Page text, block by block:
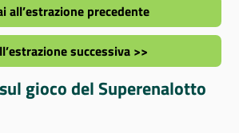
all’estrazione precedente
successiva >>
gioco del Superenalotto